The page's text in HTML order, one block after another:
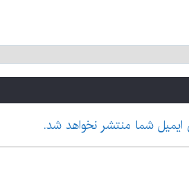
شما منتشر نخواهد شد.